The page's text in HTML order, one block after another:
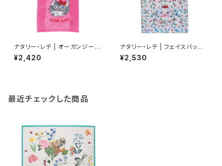
ナタリー・レテ | オーガンジーバ
ッグ S グレーキャット | Organd
y Bag S Gray cat
¥2,420
ナタリー・レテ | フェイスバッグ
ピッグ | Face bag Pig
¥2,530
最近チェックした商品